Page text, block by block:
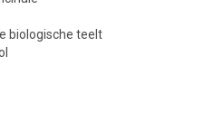
biologische teelt